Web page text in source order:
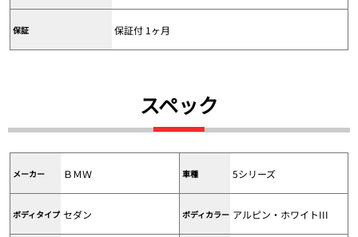
保証 保証付 1ヶ月
スペック
メーカー ＢＭＷ 車種 5シリーズ
ボディタイプ セダン ボディカラー アルピン・ホワイトIII